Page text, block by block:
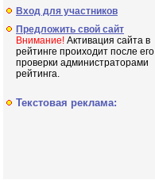
Вход для участников
Предложить свой сайт
Внимание! Активация сайта в
рейтинге проиходит после его
проверки администраторами
рейтинга.
Текстовая реклама: